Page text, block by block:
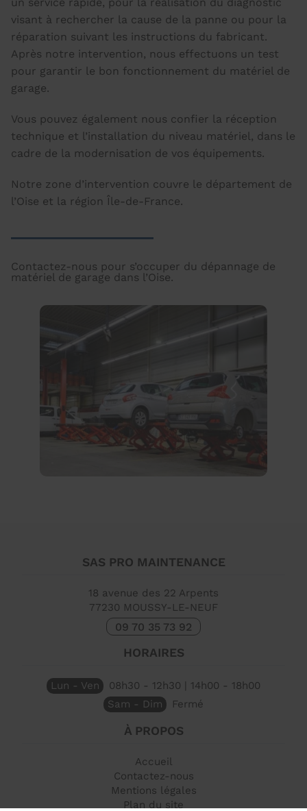
visant à rechercher la cause de la panne ou pour la
réparation suivant les instructions du fabricant.
Après notre intervention, nous effectuons un test
pour garantir le bon fonctionnement du matériel de
garage.
Vous pouvez également nous confier la réception
technique et l’installation du niveau matériel, dans le
cadre de la modernisation de vos équipements.
Notre zone d’intervention couvre le département de
l’Oise et la région Île-de-France.
Contactez-nous pour s’occuper du dépannage de
matériel de garage dans l’Oise.
SAS PRO MAINTENANCE
18 avenue des 22 Arpents
77230 MOUSSY-LE-NEUF
09 70 35 73 92
HORAIRES
Lun - Ven
08h30 - 12h30 | 14h00 - 18h00
Sam - Dim
Fermé
À PROPOS
Accueil
Contactez-nous
Mentions légales
Plan du site